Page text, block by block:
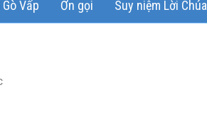
Vấp Ơn gọi Suy niệm Lời Chúa